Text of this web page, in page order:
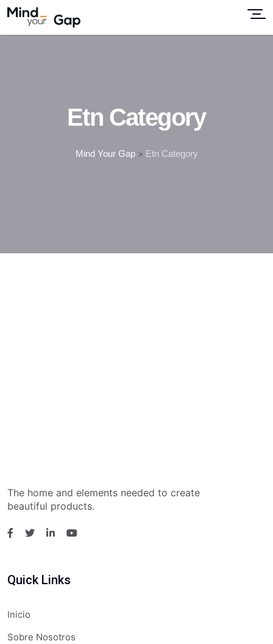
Etn Category
Mind Your Gap> Etn Category
The home and elements needed to create
beautiful products.
Quick Links
Inicio
Sobre Nosotros